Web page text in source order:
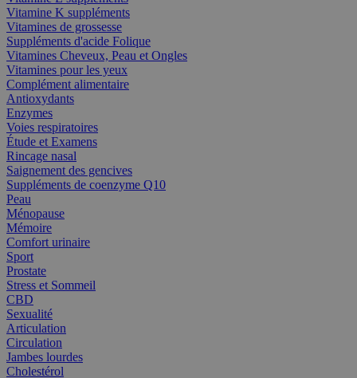
Vitamine K suppléments
Vitamines de grossesse
Suppléments d'acide Folique
Vitamines Cheveux, Peau et Ongles
Vitamines pour les yeux
Complément alimentaire
Antioxydants
Enzymes
Voies respiratoires
Étude et Examens
Rincage nasal
Saignement des gencives
Suppléments de coenzyme Q10
Peau
Ménopause
Mémoire
Comfort urinaire
Sport
Prostate
Stress et Sommeil
CBD
Sexualité
Articulation
Circulation
Jambes lourdes
Cholestérol